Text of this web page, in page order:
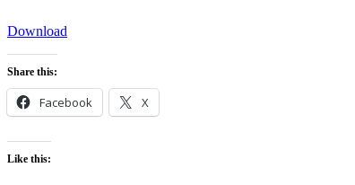
Download
Share this:
Facebook X
Like this: